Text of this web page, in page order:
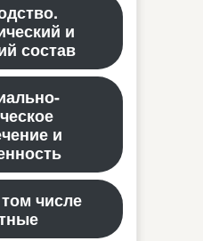
и
состав
и
числе